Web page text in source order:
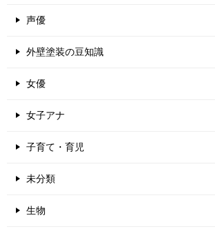
声優
外壁塗装の豆知識
女優
女子アナ
子育て・育児
未分類
生物